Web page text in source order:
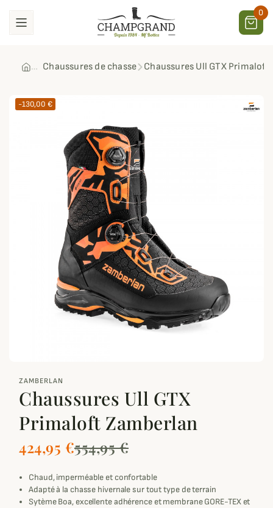
0
Chaussures de chasse Chaussures Ull GTX
-130,00 €
ZAMBERLAN
Chaussures Ull GTX
Primaloft Zamberlan
424,95 €554,95 €
Chaud, imperméable et confortable
Adapté à la chasse hivernale sur tout type de terrain
Sytème Boa, excellente adhérence et membrane GORE-TEX et